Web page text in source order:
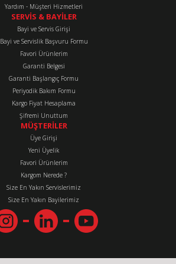
Gönder
Yardım - Müşteri Hizmetleri
SERVİS & BAYİLER
Bayi ve Servis Girişi
Bayi ve Servislik Başvuru Formu
Favori Ürünlerim
Garanti Belgesi
Garanti Başlangıç Formu
Periyodik Bakım Formu
Kargo Fiyat Hesaplama
Şifremi Unuttum
MÜŞTERİLER
Üye Girişi
Yeni Üyelik
Favori Ürünlerim
Kargom Nerede ?
Size En Yakın Servislerimiz
Size En Yakın Bayilerimiz